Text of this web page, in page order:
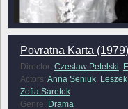
Povratna Karta (1979)
Director: Czeslaw Petelski,
Actors: Anna Seniuk,
Zofia Saretok
Genre: Drama